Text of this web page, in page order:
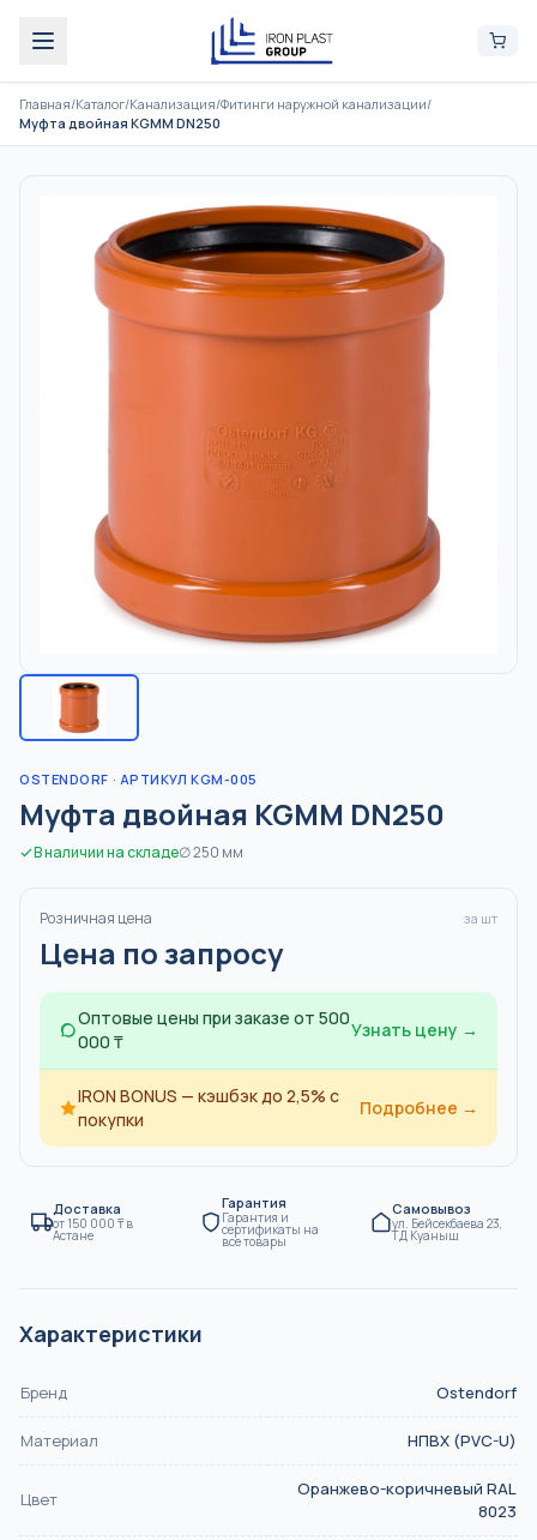
Главная/Каталог/Канализация/Фитинги наружной канализации/
Муфта двойная KGMM DN250
OSTENDORF · АРТИКУЛ KGM-005
Муфта двойная KGMM DN250
В наличии на складе∅250 мм
Розничная цена за шт
Цена по запросу
Оптовые цены при заказе от 500
000 ₸
Узнать цену →
IRON BONUS — кэшбэк до 2,5% с
покупки
Подробнее →
Доставка
от150 000 ₸в
Астане
Гарантия
Гарантия и
сертификаты на
все товары
Самовывоз
ул. Бейсекбаева 23,
ТД Куаныш
Характеристики
Бренд Ostendorf
Материал НПВХ (PVC-U)
Цвет
Оранжево-коричневый RAL
8023